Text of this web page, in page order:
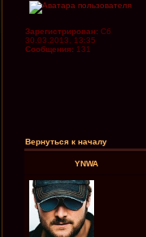
Зарегистрирован: Сб
30.03.2013, 13:35
Сообщения: 131
Вернуться к началу
YNWA